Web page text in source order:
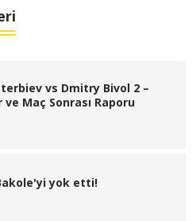
vs Dmitry Bivol 2 –
ve Maç Sonrası Raporu
yok etti!